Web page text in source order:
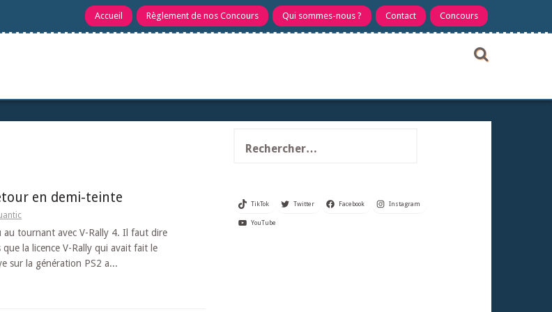
Accueil Règlement de nos Concours Qui sommes-nous ? Contact Concours
en demi-teinte
tournant avec V-Rally 4. Il faut dire
la licence V-Rally qui avait fait le
sur la génération PS2 a...
TikTok Twitter Facebook Instagram
YouTube